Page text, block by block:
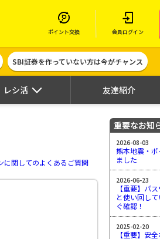
ポイント交換 会員ログイン
SBI証券を作っていない方は今がチャンス
レシ活 友達紹介
に関してのよくあるご質問
重要なお知
2026-08-03
熊本地震・
ました
2026-06-23
【重要】パ
と使い回し
ぐ確認！
2025-02-20
【重要】安